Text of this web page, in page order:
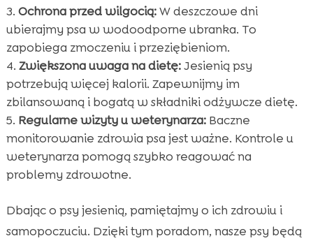
Ochrona przed wilgocią:W deszczowe dni
ubierajmy psa w wodoodporne ubranka. To
zapobiega zmoczeniu i przeziębieniom.
Zwiększona uwaga na dietę:Jesienią psy
potrzebują więcej kalorii. Zapewnijmy im
zbilansowaną i bogatą w składniki odżywcze dietę.
Regularne wizyty u weterynarza:Baczne
monitorowanie zdrowia psa jest ważne. Kontrole u
weterynarza pomogą szybko reagować na
problemy zdrowotne.
Dbając o psy jesienią, pamiętajmy o ich zdrowiu i
samopoczuciu. Dzięki tym poradom, nasze psy będą